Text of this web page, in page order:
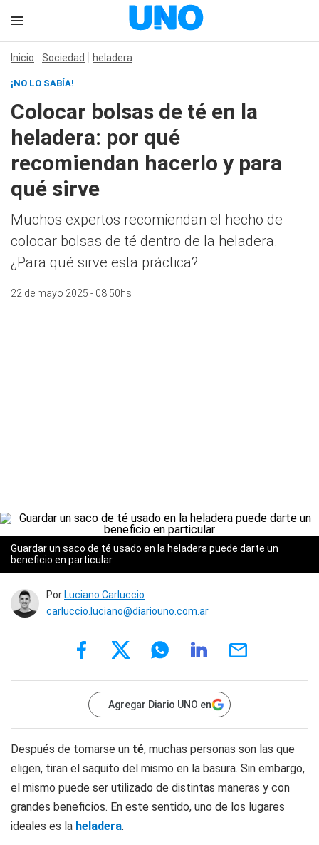
Inicio Sociedad heladera
¡NO LO SABÍA!
Colocar bolsas de té en la
heladera: por qué
recomiendan hacerlo y para
qué sirve
Muchos expertos recomiendan el hecho de
colocar bolsas de té dentro de la heladera.
¿Para qué sirve esta práctica?
22 de mayo 2025 - 08:50hs
Guardar un saco de té usado en la heladera puede darte un
beneficio en particular
Por Luciano Carluccio
carluccio.luciano@diariouno.com.ar
Agregar Diario UNO en
Después de tomarse un té, muchas personas son las que
eligen, tiran el saquito del mismo en la basura. Sin embargo,
el mismo puede ser utilizado de distintas maneras y con
grandes beneficios. En este sentido, uno de los lugares
ideales es la heladera.